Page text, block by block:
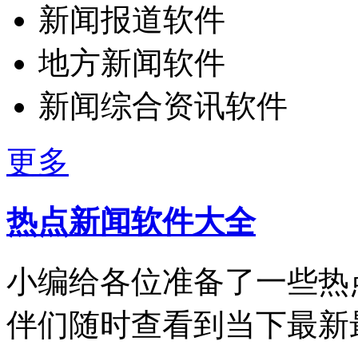
新闻报道软件
地方新闻软件
新闻综合资讯软件
更多
热点新闻软件大全
小编给各位准备了一些
伴们随时查看到当下最